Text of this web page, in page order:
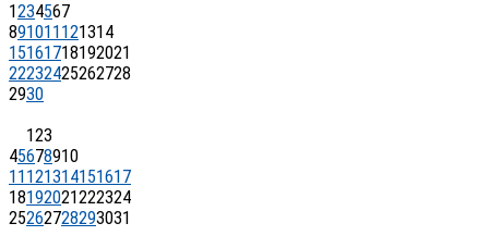
1234567
891011 121314
15161718192021
22232425262728
2930
123
45678910
11 121314151617
18192021222324
25262728293031